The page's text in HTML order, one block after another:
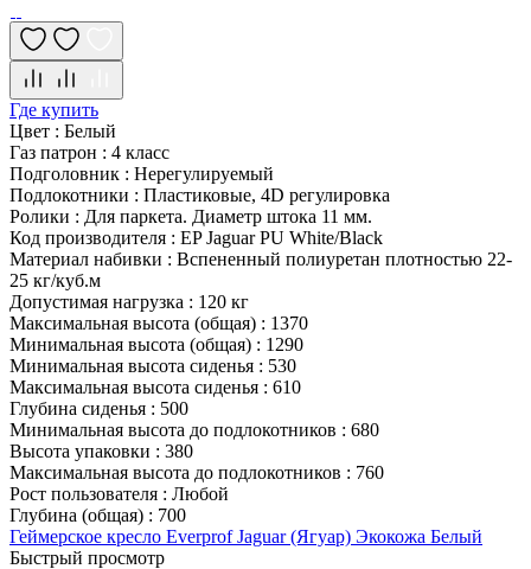
Где купить
Цвет : Белый
Газ патрон : 4 класс
Подголовник : Нерегулируемый
Подлокотники : Пластиковые, 4D регулировка
Ролики : Для паркета. Диаметр штока 11 мм.
Код производителя : EP Jaguar PU White/Black
Материал набивки : Вспененный полиуретан плотностью 22-
25 кг/куб.м
Допустимая нагрузка : 120 кг
Максимальная высота (общая) : 1370
Минимальная высота (общая) : 1290
Минимальная высота сиденья : 530
Максимальная высота сиденья : 610
Глубина сиденья : 500
Минимальная высота до подлокотников : 680
Высота упаковки : 380
Максимальная высота до подлокотников : 760
Рост пользователя : Любой
Глубина (общая) : 700
Геймерское кресло Everprof Jaguar (Ягуар) Экокожа Белый
Быстрый просмотр